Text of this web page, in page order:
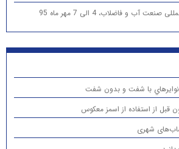
آب و فاضلاب، 4 الی 7 مهر ماه 95
با شفت و بدون شفت
قبل از استفاده از اسمز معکوس
شهری